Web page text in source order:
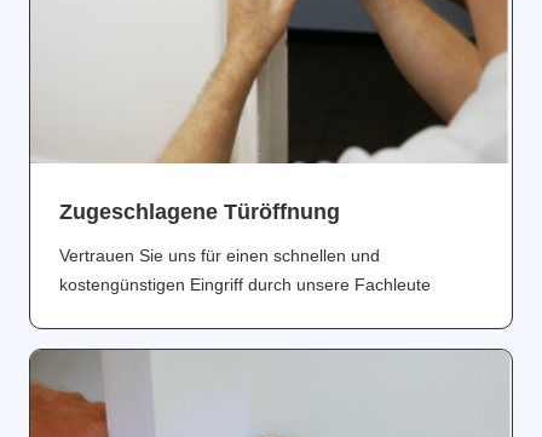
Zugeschlagene Türöffnung
Vertrauen Sie uns für einen schnellen und
kostengünstigen Eingriff durch unsere Fachleute